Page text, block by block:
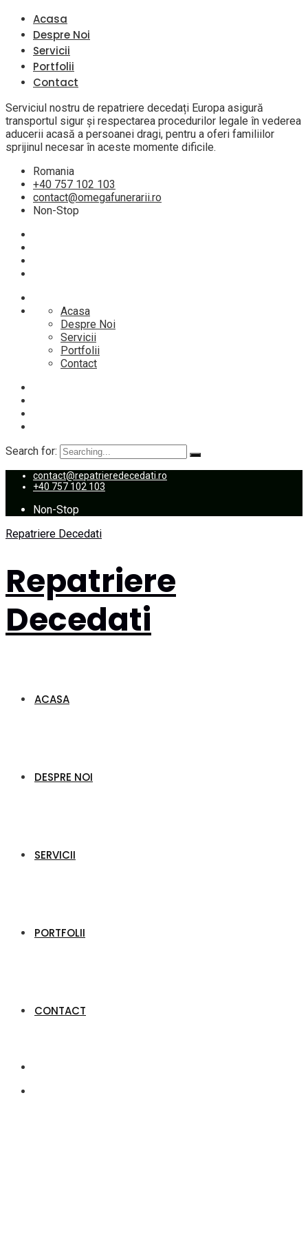
Acasa
Despre Noi
Servicii
Portfolii
Contact
Serviciul nostru de repatriere decedați Europa asigură
transportul sigur și respectarea procedurilor legale în vederea
aducerii acasă a persoanei dragi, pentru a oferi familiilor
sprijinul necesar în aceste momente dificile.
Romania
+40 757 102 103
contact@omegafunerarii.ro
Non-Stop
Acasa
Despre Noi
Servicii
Portfolii
Contact
Search for:
contact@repatrieredecedati.ro
+40 757 102 103
Non-Stop
Repatriere Decedati
Repatriere
Decedati
ACASA
DESPRE NOI
SERVICII
PORTFOLII
CONTACT